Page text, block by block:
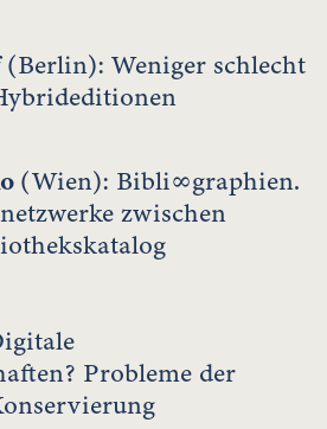
(Berlin): Weniger schlecht
(Wien): Bibli∞graphien.
zwischen
Probleme der